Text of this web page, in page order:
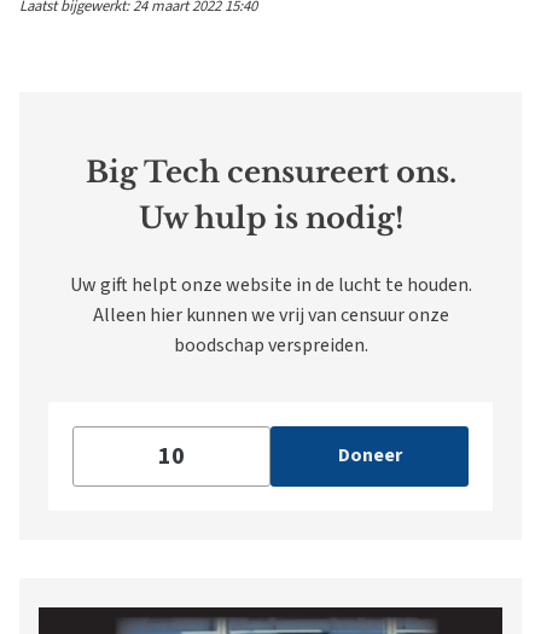
Laatst bijgewerkt: 24 maart 2022 15:40
Big Tech censureert ons.
Uw hulp is nodig!
Uw gift helpt onze website in de lucht te houden.
Alleen hier kunnen we vrij van censuur onze
boodschap verspreiden.
Doneer